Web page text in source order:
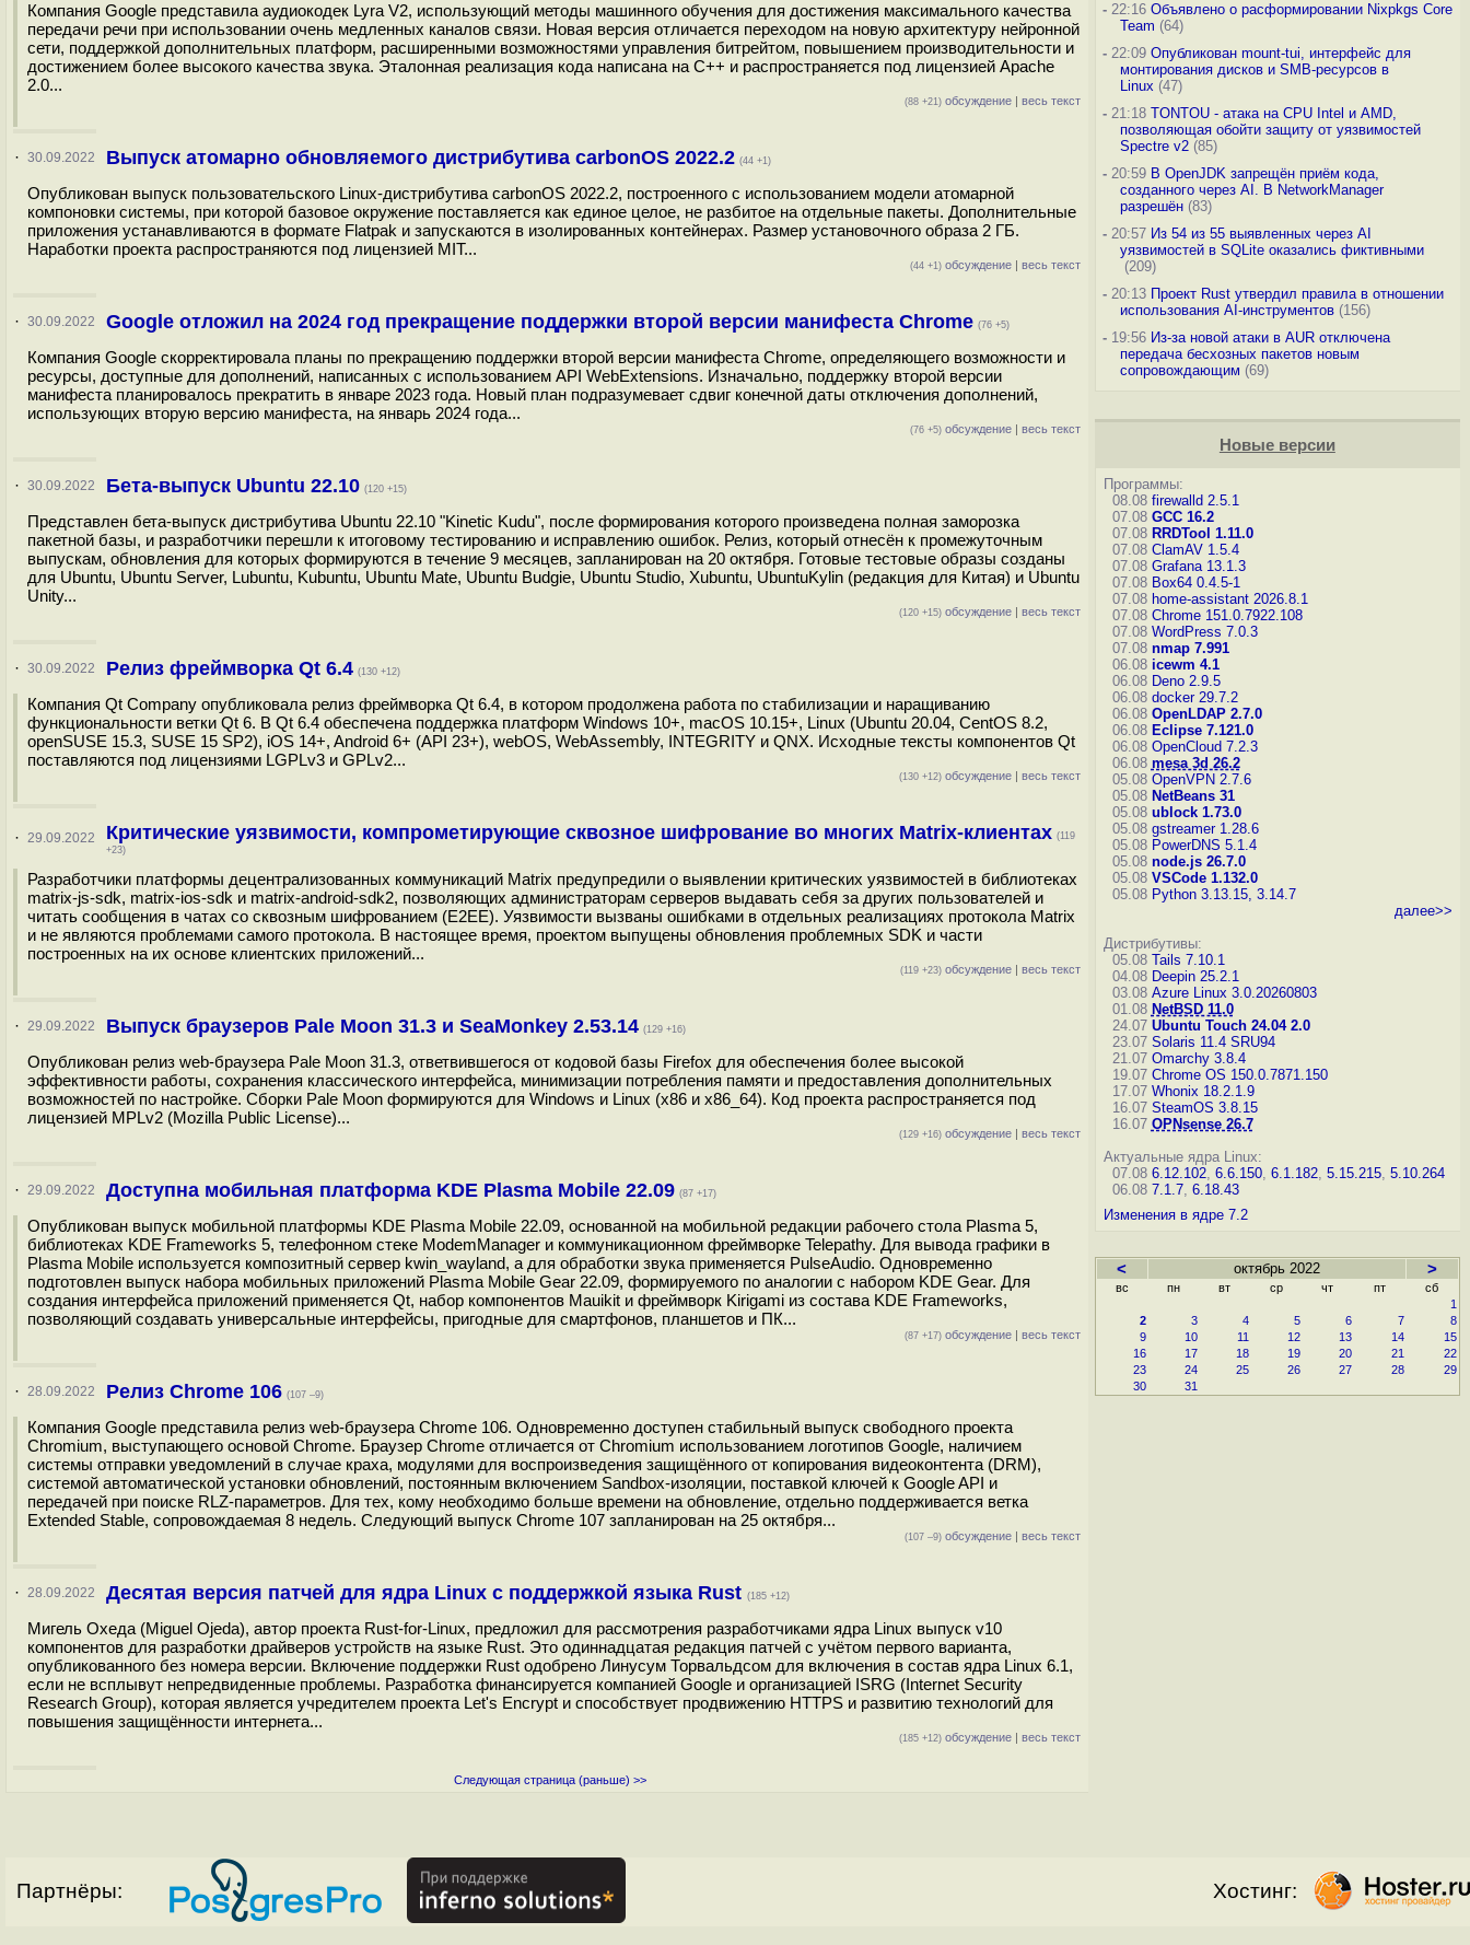
Компания Google представила аудиокодек Lyra V2, использующий методы машинного обучения для достижения максимального качества
передачи речи при использовании очень медленных каналов связи. Новая версия отличается переходом на новую архитектуру нейронной
сети, поддержкой дополнительных платформ, расширенными возможностями управления битрейтом, повышением производительности и
достижением более высокого качества звука. Эталонная реализация кода написана на C++ и распространяется под лицензией Apache
2.0...
(88 +21) обсуждение | весь текст
· 30.09.2022 Выпуск атомарно обновляемого дистрибутива carbonOS 2022.2 (44 +1)
Опубликован выпуск пользовательского Linux-дистрибутива carbonOS 2022.2, построенного с использованием модели атомарной
компоновки системы, при которой базовое окружение поставляется как единое целое, не разбитое на отдельные пакеты. Дополнительные
приложения устанавливаются в формате Flatpak и запускаются в изолированных контейнерах. Размер установочного образа 2 ГБ.
Наработки проекта распространяются под лицензией MIT...
(44 +1) обсуждение | весь текст
· 30.09.2022 Google отложил на 2024 год прекращение поддержки второй версии манифеста Chrome (76 +5)
Компания Google скорректировала планы по прекращению поддержки второй версии манифеста Chrome, определяющего возможности и
ресурсы, доступные для дополнений, написанных с использованием API WebExtensions. Изначально, поддержку второй версии
манифеста планировалось прекратить в январе 2023 года. Новый план подразумевает сдвиг конечной даты отключения дополнений,
использующих вторую версию манифеста, на январь 2024 года...
(76 +5) обсуждение | весь текст
· 30.09.2022 Бета-выпуск Ubuntu 22.10 (120 +15)
Представлен бета-выпуск дистрибутива Ubuntu 22.10 "Kinetic Kudu", после формирования которого произведена полная заморозка
пакетной базы, и разработчики перешли к итоговому тестированию и исправлению ошибок. Релиз, который отнесён к промежуточным
выпускам, обновления для которых формируются в течение 9 месяцев, запланирован на 20 октября. Готовые тестовые образы созданы
для Ubuntu, Ubuntu Server, Lubuntu, Kubuntu, Ubuntu Mate, Ubuntu Budgie, Ubuntu Studio, Xubuntu, UbuntuKylin (редакция для Китая) и Ubuntu
Unity...
(120 +15) обсуждение | весь текст
· 30.09.2022 Релиз фреймворка Qt 6.4 (130 +12)
Компания Qt Company опубликовала релиз фреймворка Qt 6.4, в котором продолжена работа по стабилизации и наращиванию
функциональности ветки Qt 6. В Qt 6.4 обеспечена поддержка платформ Windows 10+, macOS 10.15+, Linux (Ubuntu 20.04, CentOS 8.2,
openSUSE 15.3, SUSE 15 SP2), iOS 14+, Android 6+ (API 23+), webOS, WebAssembly, INTEGRITY и QNX. Исходные тексты компонентов Qt
поставляются под лицензиями LGPLv3 и GPLv2...
(130 +12) обсуждение | весь текст
· 29.09.2022 Критические уязвимости, компрометирующие сквозное шифрование во многих Matrix-клиентах (119
+23)
Разработчики платформы децентрализованных коммуникаций Matrix предупредили о выявлении критических уязвимостей в библиотеках
matrix-js-sdk, matrix-ios-sdk и matrix-android-sdk2, позволяющих администраторам серверов выдавать себя за других пользователей и
читать сообщения в чатах со сквозным шифрованием (E2EE). Уязвимости вызваны ошибками в отдельных реализациях протокола Matrix
и не являются проблемами самого протокола. В настоящее время, проектом выпущены обновления проблемных SDK и части
построенных на их основе клиентских приложений...
(119 +23) обсуждение | весь текст
· 29.09.2022 Выпуск браузеров Pale Moon 31.3 и SeaMonkey 2.53.14 (129 +16)
Опубликован релиз web-браузера Pale Moon 31.3, ответвившегося от кодовой базы Firefox для обеспечения более высокой
эффективности работы, cохранения классического интерфейса, минимизации потребления памяти и предоставления дополнительных
возможностей по настройке. Сборки Pale Moon формируются для Windows и Linux (x86 и x86_64). Код проекта распространяется под
лицензией MPLv2 (Mozilla Public License)...
(129 +16) обсуждение | весь текст
· 29.09.2022 Доступна мобильная платформа KDE Plasma Mobile 22.09 (87 +17)
Опубликован выпуск мобильной платформы KDE Plasma Mobile 22.09, основанной на мобильной редакции рабочего стола Plasma 5,
библиотеках KDE Frameworks 5, телефонном стеке ModemManager и коммуникационном фреймворке Telepathy. Для вывода графики в
Plasma Mobile используется композитный сервер kwin_wayland, а для обработки звука применяется PulseAudio. Одновременно
подготовлен выпуск набора мобильных приложений Plasma Mobile Gear 22.09, формируемого по аналогии с набором KDE Gear. Для
создания интерфейса приложений применяется Qt, набор компонентов Mauikit и фреймворк Kirigami из состава KDE Frameworks,
позволяющий создавать универсальные интерфейсы, пригодные для смартфонов, планшетов и ПК...
(87 +17) обсуждение | весь текст
· 28.09.2022 Релиз Chrome 106 (107 –9)
Компания Google представила релиз web-браузера Chrome 106. Одновременно доступен стабильный выпуск свободного проекта
Chromium, выступающего основой Chrome. Браузер Chrome отличается от Chromium использованием логотипов Google, наличием
системы отправки уведомлений в случае краха, модулями для воспроизведения защищённого от копирования видеоконтента (DRM),
системой автоматической установки обновлений, постоянным включением Sandbox-изоляции, поставкой ключей к Google API и
передачей при поиске RLZ-параметров. Для тех, кому необходимо больше времени на обновление, отдельно поддерживается ветка
Extended Stable, сопровождаемая 8 недель. Следующий выпуск Chrome 107 запланирован на 25 октября...
(107 –9) обсуждение | весь текст
· 28.09.2022 Десятая версия патчей для ядра Linux с поддержкой языка Rust (185 +12)
Мигель Охеда (Miguel Ojeda), автор проекта Rust-for-Linux, предложил для рассмотрения разработчиками ядра Linux выпуск v10
компонентов для разработки драйверов устройств на языке Rust. Это одиннадцатая редакция патчей с учётом первого варианта,
опубликованного без номера версии. Включение поддержки Rust одобрено Линусум Торвальдсом для включения в состав ядра Linux 6.1,
если не всплывут непредвиденные проблемы. Разработка финансируется компанией Google и организацией ISRG (Internet Security
Research Group), которая является учредителем проекта Let's Encrypt и способствует продвижению HTTPS и развитию технологий для
повышения защищённости интернета...
(185 +12) обсуждение | весь текст
Следующая страница (раньше) >>
-22:16 Объявлено о расформировании Nixpkgs Core
Team (64)
-22:09 Опубликован mount-tui, интерфейс для
монтирования дисков и SMB-ресурсов в
Linux (47)
-21:18 TONTOU - атака на CPU Intel и AMD,
позволяющая обойти защиту от уязвимостей
Spectre v2(85)
-20:59 В OpenJDK запрещён приём кода,
созданного через AI. В NetworkManager
разрешён(83)
-20:57 Из 54 из 55 выявленных через AI
уязвимостей в SQLite оказались фиктивными
(209)
-20:13 Проект Rust утвердил правила в отношении
использования AI-инструментов(156)
-19:56 Из-за новой атаки в AUR отключена
передача бесхозных пакетов новым
сопровождающим (69)
Новые версии
Программы:
08.08 firewalld 2.5.1
07.08 GCC 16.2
07.08 RRDTool 1.11.0
07.08 ClamAV 1.5.4
07.08 Grafana 13.1.3
07.08 Box64 0.4.5-1
07.08 home-assistant 2026.8.1
07.08 Chrome 151.0.7922.108
07.08 WordPress 7.0.3
07.08 nmap 7.991
06.08 icewm 4.1
06.08 Deno 2.9.5
06.08 docker 29.7.2
06.08 OpenLDAP 2.7.0
06.08 Eclipse 7.121.0
06.08 OpenCloud 7.2.3
06.08 mesa 3d 26.2
05.08 OpenVPN 2.7.6
05.08 NetBeans 31
05.08 ublock 1.73.0
05.08 gstreamer 1.28.6
05.08 PowerDNS 5.1.4
05.08 node.js 26.7.0
05.08 VSCode 1.132.0
05.08 Python 3.13.15, 3.14.7
далее>>
Дистрибутивы:
05.08 Tails 7.10.1
04.08 Deepin 25.2.1
03.08 Azure Linux 3.0.20260803
01.08 NetBSD 11.0
24.07 Ubuntu Touch 24.04 2.0
23.07 Solaris 11.4 SRU94
21.07 Omarchy 3.8.4
19.07 Chrome OS 150.0.7871.150
17.07 Whonix 18.2.1.9
16.07 SteamOS 3.8.15
16.07 OPNsense 26.7
Актуальные ядра Linux:
07.08 6.12.102, 6.6.150, 6.1.182, 5.15.215, 5.10.264
06.08 7.1.7, 6.18.43
Изменения в ядре 7.2
< октябрь 2022 >
вс пн вт ср чт пт
сб
1
2
3 4 5 6 7
8
9
10 11 12 13 14
15
16
17 18 19 20 21
22
23
24 25 26 27 28
29
30
31
Партнёры: Хостинг: